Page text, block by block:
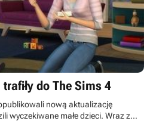
do The Sims 4
nową aktualizację
wyczekiwane małe dzieci. Wraz z